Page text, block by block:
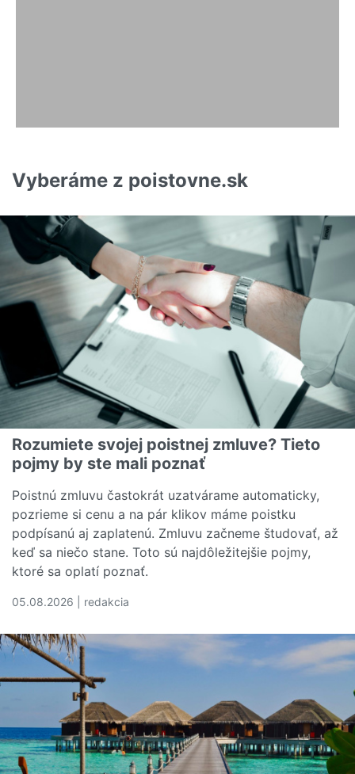
Vyberáme z poistovne.sk
Rozumiete svojej poistnej zmluve? Tieto
pojmy by ste mali poznať
Poistnú zmluvu častokrát uzatvárame automaticky,
pozrieme si cenu a na pár klikov máme poistku
podpísanú aj zaplatenú. Zmluvu začneme študovať, až
keď sa niečo stane. Toto sú najdôležitejšie pojmy,
ktoré sa oplatí poznať.
05.08.2026 | redakcia